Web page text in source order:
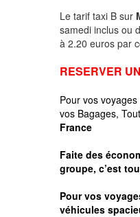
Le tarif taxi B sur
samedi inclus ou
à 2.20 euros par
RESERVER
Pour vos
vos Bagages,
France
Faite des
groupe, c’est
Pour vos
véhicules